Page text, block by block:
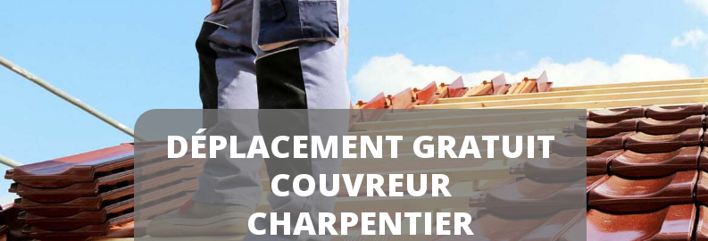
DÉPLACEMENT GRATUIT
COUVREUR
CHARPENTIER